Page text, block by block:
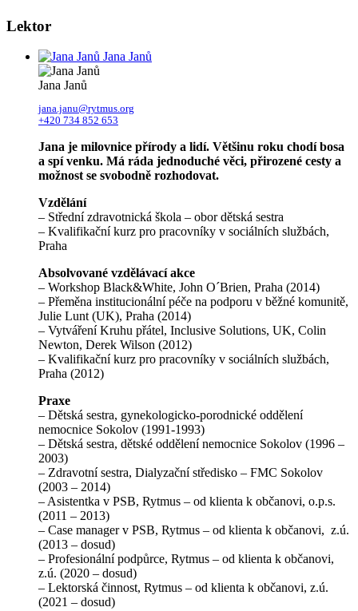
Lektor
Jana Janů
Jana Janů
jana.janu@rytmus.org
+420 734 852 653
Jana je milovnice přírody a lidí. Většinu roku chodí bosa
a spí venku. Má ráda jednoduché věci, přirozené cesty a
možnost se svobodně rozhodovat.
Vzdělání
– Střední zdravotnická škola – obor dětská sestra
– Kvalifikační kurz pro pracovníky v sociálních službách,
Praha
Absolvované vzdělávací akce
– Workshop Black&White, John O´Brien, Praha (2014)
– Přeměna institucionální péče na podporu v běžné komunitě,
Julie Lunt (UK), Praha (2014)
– Vytváření Kruhu přátel, Inclusive Solutions, UK, Colin
Newton, Derek Wilson (2012)
– Kvalifikační kurz pro pracovníky v sociálních službách,
Praha (2012)
Praxe
– Dětská sestra, gynekologicko-porodnické oddělení
nemocnice Sokolov (1991-1993)
– Dětská sestra, dětské oddělení nemocnice Sokolov (1996 –
2003)
– Zdravotní sestra, Dialyzační středisko – FMC Sokolov
(2003 – 2014)
– Asistentka v PSB, Rytmus – od klienta k občanovi, o.p.s.
(2011 – 2013)
– Case manager v PSB, Rytmus – od klienta k občanovi, z.ú.
(2013 – dosud)
– Profesionální podpůrce, Rytmus – od klienta k občanovi,
z.ú. (2020 – dosud)
– Lektorská činnost, Rytmus – od klienta k občanovi, z.ú.
(2021 – dosud)